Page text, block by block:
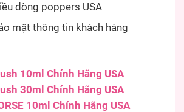
dòng poppers USA
mật thông tin khách hàng
10ml Chính Hãng USA
30ml Chính Hãng USA
10ml Chính Hãng USA